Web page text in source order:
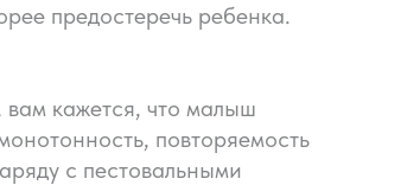
предостеречь ребенка.
кажется, что малыш
повторяемость
с пестовальными